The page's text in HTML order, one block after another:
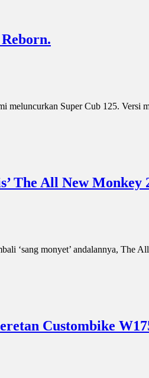
meluncurkan Super Cub 125.
The All New Monkey
‘sang monyet’ andalannya,
Custombike